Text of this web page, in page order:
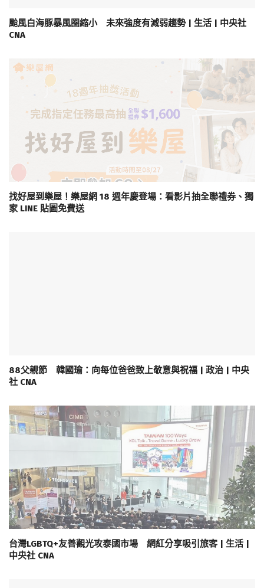
颱風白海豚暴風圈縮小 未來強度有減弱趨勢 | 生活 | 中央社
CNA
找好屋到樂屋！樂屋網 18 週年慶登場：看影片抽全聯禮券、獨
家 LINE 貼圖免費送
88父親節 韓國瑜：向每位爸爸致上敬意與祝福 | 政治 | 中央
社 CNA
台灣LGBTQ+友善觀光攻泰國市場 網紅分享吸引旅客 | 生活 |
中央社 CNA